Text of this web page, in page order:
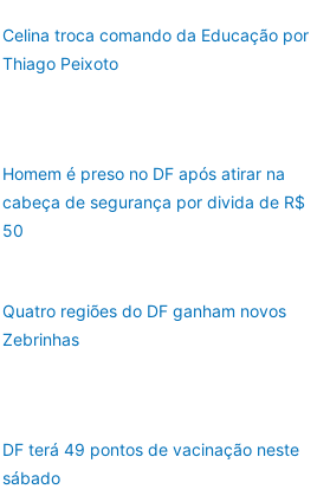
Celina troca comando da Educação por
Thiago Peixoto
Homem é preso no DF após atirar na
cabeça de segurança por divida de R$
50
Quatro regiões do DF ganham novos
Zebrinhas
DF terá 49 pontos de vacinação neste
sábado